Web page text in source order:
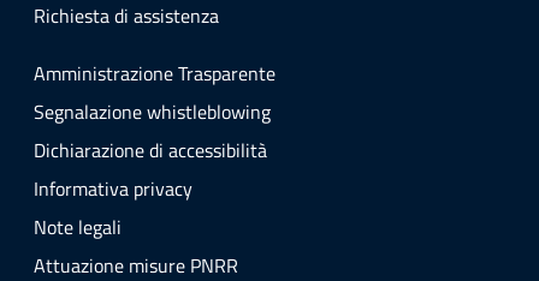
Richiesta di assistenza
Amministrazione Trasparente
Segnalazione whistleblowing
Dichiarazione di accessibilità
Informativa privacy
Note legali
Attuazione misure PNRR